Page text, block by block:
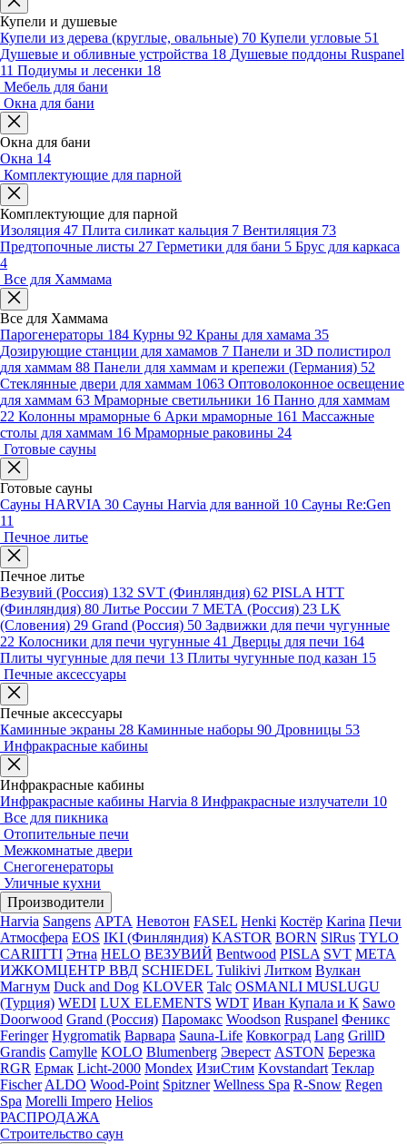
Купели и душевые
Купели из дерева (круглые, овальные) 70 Купели угловые 51
Душевые и обливные устройства 18 Душевые поддоны Ruspanel
11 Подиумы и лесенки 18
Мебель для бани
Окна для бани
Окна для бани
Окна 14
Комплектующие для парной
Комплектующие для парной
Изоляция 47 Плита силикат кальция 7 Вентиляция 73
Предтопочные листы 27 Герметики для бани 5 Брус для каркаса
4
Все для Хаммама
Все для Хаммама
Парогенераторы 184 Курны 92 Краны для хамама 35
Дозирующие станции для хамамов 7 Панели и 3D полистирол
для хаммам 88 Панели для хаммам и крепежи (Германия) 52
Стеклянные двери для хаммам 1063 Оптоволоконное освещение
для хаммам 63 Мраморные светильники 16 Панно для хаммам
22 Колонны мраморные 6 Арки мраморные 161 Массажные
столы для хаммам 16 Мраморные раковины 24
Готовые сауны
Готовые сауны
Сауны HARVIA 30 Сауны Harvia для ванной 10 Сауны Re:Gen
11
Печное литье
Печное литье
Везувий (Россия) 132 SVT (Финляндия) 62 PISLA HTT
(Финляндия) 80 Литье России 7 МЕТА (Россия) 23 LK
(Словения) 29 Grand (Россия) 50 Задвижки для печи чугунные
22 Колосники для печи чугунные 41 Дверцы для печи 164
Плиты чугунные для печи 13 Плиты чугунные под казан 15
Печные аксессуары
Печные аксессуары
Каминные экраны 28 Каминные наборы 90 Дровницы 53
Инфракрасные кабины
Инфракрасные кабины
Инфракрасные кабины Harvia 8 Инфракрасные излучатели 10
Все для пикника
Отопительные печи
Межкомнатые двери
Снегогенераторы
Уличные кухни
Производители
Harvia Sangens АРТА Невотон FASEL Henki Костёр Karina Печи
Атмосфера EOS IKI (Финляндия) KASTOR BORN SlRus TYLO
CARIITTI Этна HELO ВЕЗУВИЙ Bentwood PISLA SVT МЕТА
ИЖКОМЦЕНТР ВВД SCHIEDEL Tulikivi Литком Вулкан
Магнум Duck and Dog KLOVER Talc OSMANLI MUSLUGU
(Турция) WEDI LUX ELEMENTS WDT Иван Купала и К Sawo
Doorwood Grand (Россия) Паромакс Woodson Ruspanel Феникс
Feringer Hygromatik Варвара Sauna-Life Ковкоград Lang GrillD
Grandis Camylle KOLO Blumenberg Эверест ASTON Березка
RGR Ермак Licht-2000 Mondex ИзиСтим Kovstandart Теклар
Fischer ALDO Wood-Point Spitzner Wellness Spa R-Snow Regen
Spa Morelli Impero Helios
РАСПРОДАЖА
Строительство саун